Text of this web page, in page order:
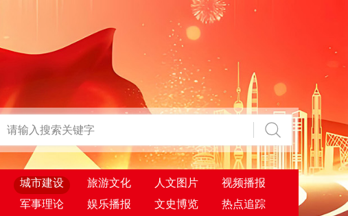
城市建设 旅游文化 人文图片
视频播报
军事理论 娱乐播报 文史博览 热点追踪